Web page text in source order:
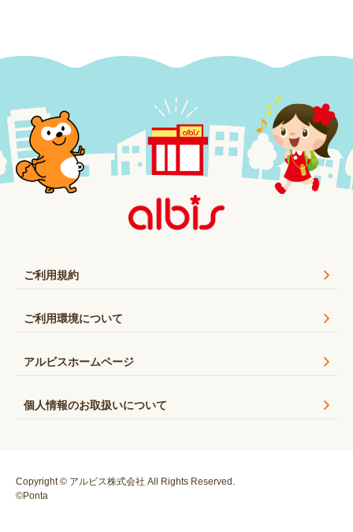
ご利用規約
ご利用環境について
アルビスホームページ
個人情報のお取扱いについて
Copyright © アルビス株式会社 All Rights Reserved.
©Ponta